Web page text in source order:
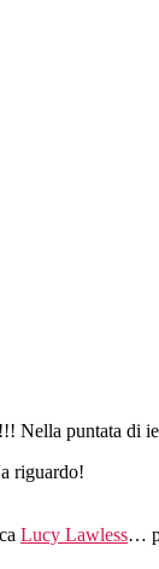
Nella puntata di
a riguardo!
Lucy Lawless…